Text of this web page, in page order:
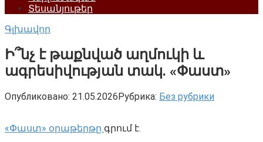
Տեսանյութեր
Գլխավոր
Ի՞նչ է թաքնված աղմուկի և
ագրեսիվության տակ. «Փաստ»
Опубликовано: 21.05.2026Рубрика: Без рубрики
«Փաստ» օրաթերթը գրում է.